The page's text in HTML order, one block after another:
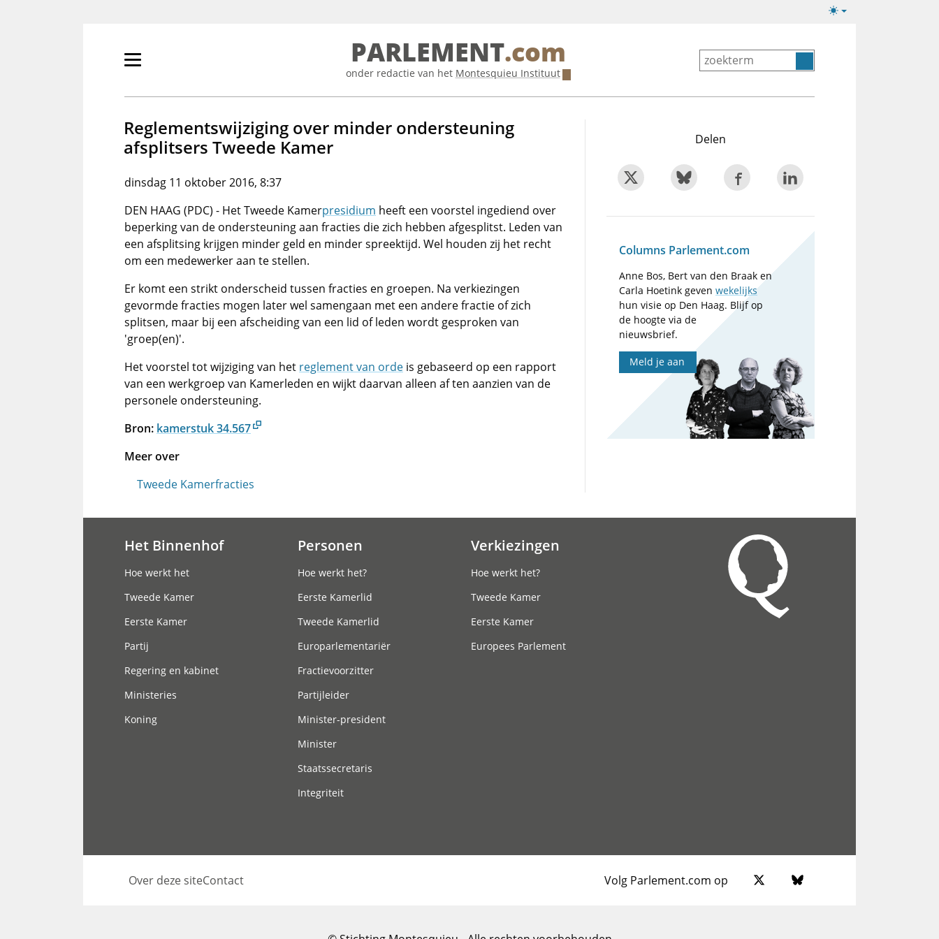
Lichte/donkere
Primair
tonen/verbergen
PARLEMENT.com
onder redactie van het Montesquieu Instituut
Reglementswijziging over minder ondersteuning
afsplitsers Tweede Kamer
dinsdag 11 oktober 2016, 8:37
DEN HAAG (PDC) - Het Tweede Kamerpresidium heeft een voorstel ingediend over
beperking van de ondersteuning aan fracties die zich hebben afgesplitst. Leden van
een afsplitsing krijgen minder geld en minder spreektijd. Wel houden zij het recht
om een medewerker aan te stellen.
Er komt een strikt onderscheid tussen fracties en groepen. Na verkiezingen
gevormde fracties mogen later wel samengaan met een andere fractie of zich
splitsen, maar bij een afscheiding van een lid of leden wordt gesproken van
'groep(en)'.
Het voorstel tot wijziging van het reglement van orde is gebaseerd op een rapport
van een werkgroep van Kamerleden en wijkt daarvan alleen af ten aanzien van de
personele ondersteuning.
Bron: kamerstuk 34.567
Meer over
Tweede Kamerfracties
Delen
Columns Parlement.com
Anne Bos, Bert van den Braak en
Carla Hoetink gevenwekelijks
hun visie op Den Haag. Blijf op
de hoogte via de
nieuwsbrief.
Meld je aan
Het Binnenhof
Hoe werkt het
Tweede Kamer
Eerste Kamer
Partij
Regering en kabinet
Ministeries
Koning
Personen
Hoe werkt het?
Eerste Kamerlid
Tweede Kamerlid
Europarlementariër
Fractievoorzitter
Partijleider
Minister-president
Minister
Staatssecretaris
Integriteit
Verkiezingen
Hoe werkt het?
Tweede Kamer
Eerste Kamer
Europees Parlement
Over deze siteContact Volg Parlement.com op